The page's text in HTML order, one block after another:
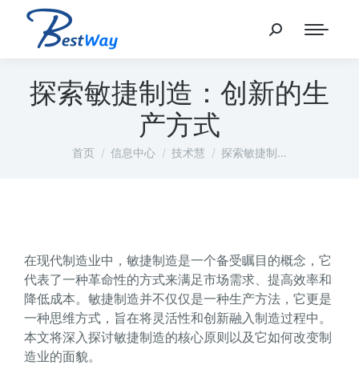
探索敏捷制造：创新的生
产方式
您在这里：
首页 信息中心 技术慧 探索敏捷制…
在现代制造业中，敏捷制造是一个备受瞩目的概念，它
代表了一种革命性的方式来满足市场需求、提高效率和
降低成本。敏捷制造并不仅仅是一种生产方法，它更是
一种思维方式，旨在将灵活性和创新融入制造过程中。
本文将深入探讨敏捷制造的核心原则以及它如何改变制
造业的面貌。